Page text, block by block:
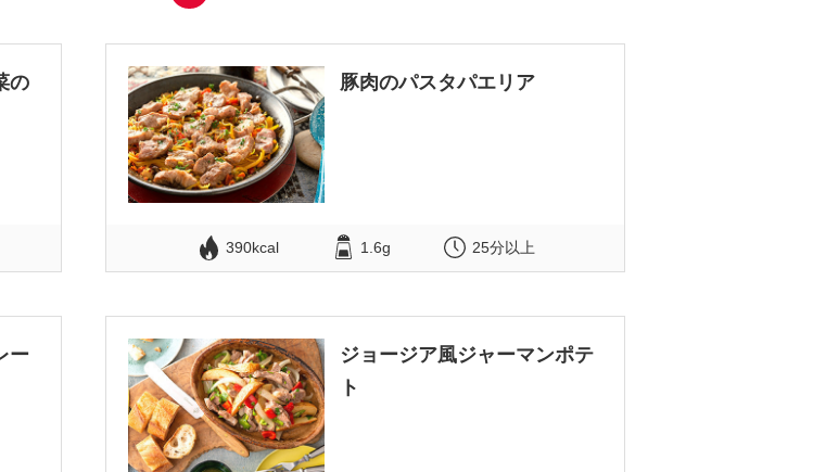
の
豚肉のパスタパエリア
390kcal 1.6g 25分以上
ー
ジョージア風ジャーマンポテ
ト